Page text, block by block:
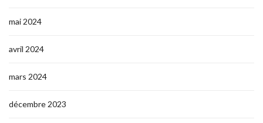
mai 2024
avril 2024
mars 2024
décembre 2023